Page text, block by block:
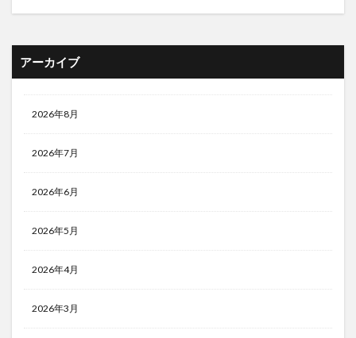
アーカイブ
2026年8月
2026年7月
2026年6月
2026年5月
2026年4月
2026年3月